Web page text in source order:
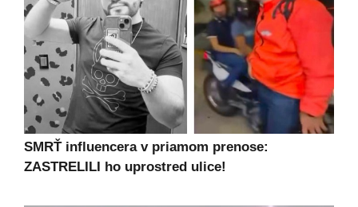
SMRŤ influencera v priamom prenose:
ZASTRELILI ho uprostred ulice!